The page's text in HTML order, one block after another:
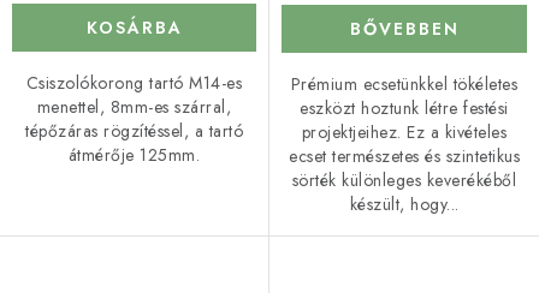
KOSÁRBA
Csiszolókorong tartó M14-es
menettel, 8mm-es szárral,
tépőzáras rögzítéssel, a tartó
átmérője 125mm.
BŐVEBBEN
Prémium ecsetünkkel tökéletes
eszközt hoztunk létre festési
projektjeihez. Ez a kivételes
ecset természetes és szintetikus
sörték különleges keverékéből
készült, hogy...